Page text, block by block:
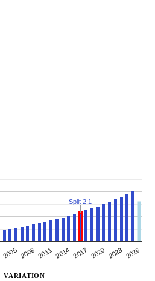
2005 2008 2011 2014 2017 2020 2023 2026
Split 2:1
VARIATION